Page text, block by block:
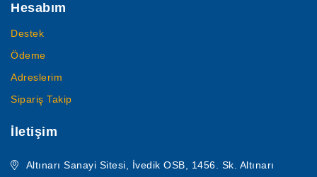
Hesabım
Destek
Ödeme
Adreslerim
Sipariş Takip
İletişim
Altınarı Sanayi Sitesi, İvedik OSB, 1456. Sk. Altınarı